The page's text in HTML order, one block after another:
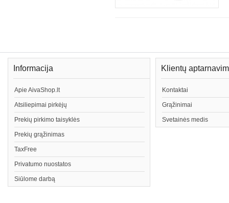
Informacija
Apie AivaShop.lt
Atsiliepimai pirkėjų
Prekių pirkimo taisyklės
Prekių grąžinimas
TaxFree
Privatumo nuostatos
Siūlome darbą
Klientų
Kontaktai
Grąžinimai
Svetainės medis